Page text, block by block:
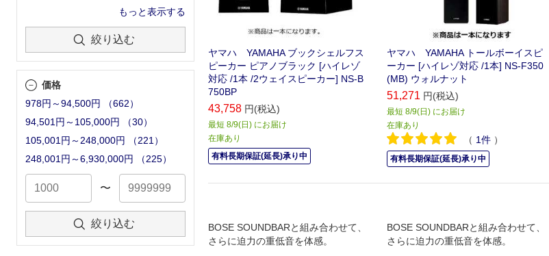
もっと表示する
絞り込む
価格
978円～94,500円
（662）
94,501円～105,000円
（30）
105,001円～248,000円
（221 ）
248,001円～6,930,000円
（225）
〜
絞り込む
ヤマハ YAMAHA ブックシェルフス
ピーカー ピアノブラック [ハイレゾ
対応 /1本 /2ウェイスピーカー] NS-B
750BP
43,758 円(税込)
最短 8/9(日) にお届け
在庫あり
有料長期保証(延長)承り中
ヤマハ YAMAHA トールボーイスピ
ーカー [ハイレゾ対応 /1本] NS-F350
(MB) ウォルナット
51,271 円(税込)
最短 8/9(日) にお届け
在庫あり
（ 1件 ）
有料長期保証(延長)承り中
BOSE SOUNDBARと組み合わせて、
さらに迫力の重低音を体感。
BOSE SOUNDBARと組み合わせて、
さらに迫力の重低音を体感。